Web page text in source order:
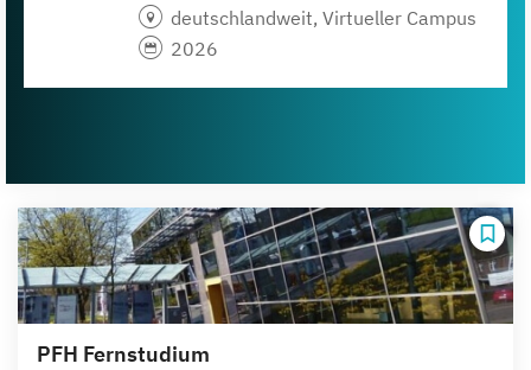
deutschlandweit, Virtueller Campus
2026
PFH Fernstudium